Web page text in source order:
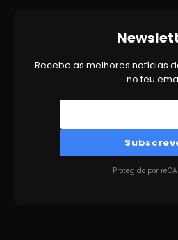
Recebe as melhores notícias
no teu
Protegido por